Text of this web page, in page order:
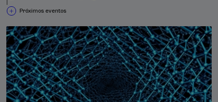
Próximos eventos